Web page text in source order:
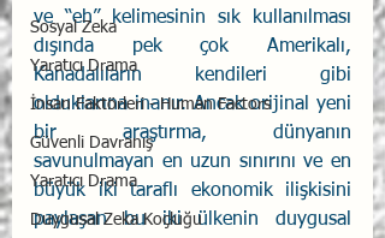
Sosyal Zeka
Yaratıcı Drama
İnsan Faktörleri - Human Factors
Güvenli Davranış
Yaratıcı Drama
Duygusal Zeka Koçluğu
ve “eh” kelimesinin sık kullanılması
dışında pek çok Amerikalı,
Kanadalıların kendileri gibi
olduklarına inanır. Ancak orijinal yeni
bir araştırma, dünyanın
savunulmayan en uzun sınırını ve en
büyük iki taraflı ekonomik ilişkisini
paylaşan bu iki ülkenin duygusal